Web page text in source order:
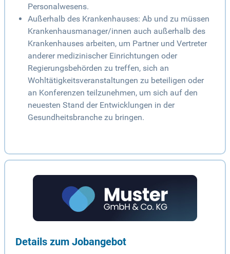
Personalwesens.
Außerhalb des Krankenhauses: Ab und zu müssen
Krankenhausmanager/innen auch außerhalb des
Krankenhauses arbeiten, um Partner und Vertreter
anderer medizinischer Einrichtungen oder
Regierungsbehörden zu treffen, sich an
Wohltätigkeitsveranstaltungen zu beteiligen oder
an Konferenzen teilzunehmen, um sich auf den
neuesten Stand der Entwicklungen in der
Gesundheitsbranche zu bringen.
Details zum Jobangebot